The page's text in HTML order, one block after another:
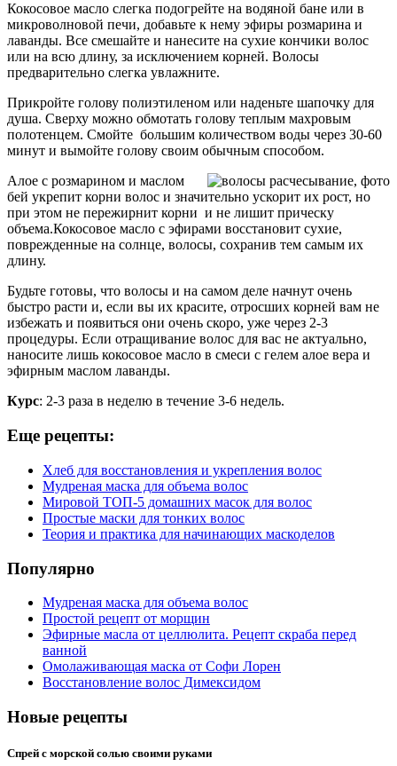
Кокосовое масло слегка подогрейте на водяной бане или в
микроволновой печи, добавьте к нему эфиры розмарина и
лаванды. Все смешайте и нанесите на сухие кончики волос
или на всю длину, за исключением корней. Волосы
предварительно слегка увлажните.
Прикройте голову полиэтиленом или наденьте шапочку для
душа. Сверху можно обмотать голову теплым махровым
полотенцем. Смойте большим количеством воды через 30-60
минут и вымойте голову своим обычным способом.
Алое с розмарином и маслом
бей укрепит корни волос и значительно ускорит их рост, но
при этом не пережирнит корни и не лишит прическу
объема.Кокосовое масло с эфирами восстановит сухие,
поврежденные на солнце, волосы, сохранив тем самым их
длину.
Будьте готовы, что волосы и на самом деле начнут очень
быстро расти и, если вы их красите, отросших корней вам не
избежать и появиться они очень скоро, уже через 2-3
процедуры. Если отращивание волос для вас не актуально,
наносите лишь кокосовое масло в смеси с гелем алое вера и
эфирным маслом лаванды.
Курс: 2-3 раза в неделю в течение 3-6 недель.
Еще рецепты:
Хлеб для восстановления и укрепления волос
Мудреная маска для объема волос
Мировой TOП-5 домашних масок для волос
Простые маски для тонких волос
Теория и практика для начинающих маскоделов
Популярно
Мудреная маска для объема волос
Простой рецепт от морщин
Эфирные масла от целлюлита. Рецепт скраба перед
ванной
Омолаживающая маска от Софи Лорен
Восстановление волос Димексидом
Новые рецепты
Спрей с морской солью своими руками